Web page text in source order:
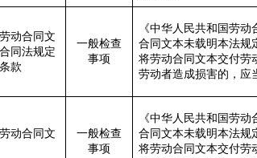
动合同文
同法规定
款
一般检查
事项
《中华人民共和国劳动
合同文本未载明本法规
将劳动合同文本交付劳
劳动者造成损害的，应
动合同文
一般检查
事项
《中华人民共和国劳动
合同文本未载明本法规
将劳动合同文本交付劳